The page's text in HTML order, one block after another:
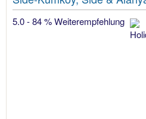
5.0 - 84 % Weiterempfehlung